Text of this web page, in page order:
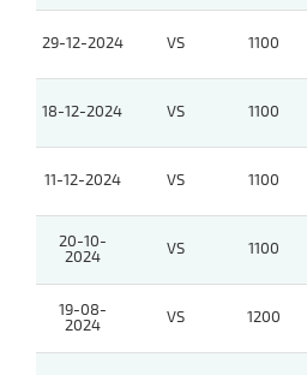
29-12-2024 VS 1100
18-12-2024 VS 1100
11-12-2024 VS 1100
20-10-
2024
VS 1100
19-08-
2024
VS 1200